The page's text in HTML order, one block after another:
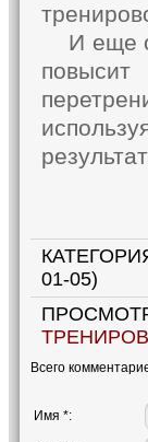
И еще
01-05)
Всего
Имя *: